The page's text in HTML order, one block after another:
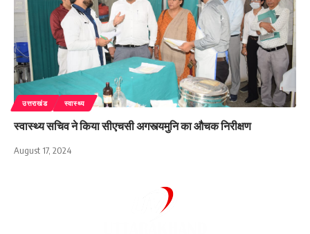
उत्तराखंड स्वास्थ्य
स्वास्थ्य सचिव ने किया सीएचसी अगस्त्यमुनि का औचक निरीक्षण
August 17, 2024